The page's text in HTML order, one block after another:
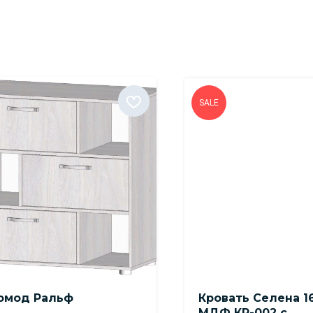
Ральф
SALE
Кровать Селена